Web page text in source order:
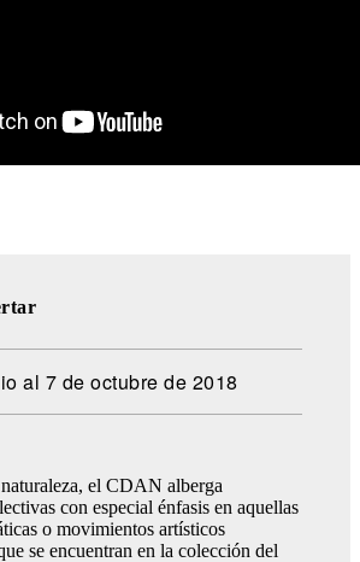
al 7 de octubre de 2018
el CDAN alberga
con especial énfasis en aquellas
o movimientos artísticos
se encuentran en la colección del